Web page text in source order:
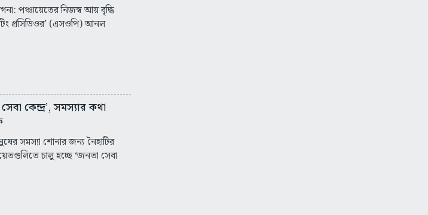
পঞ্চায়েতের নিজস্ব আয় বৃদ্ধি
প্রসিডিওর’ (এসওপি) আনল
কেন্দ্র’, সমস্যার কথা
সমস্যা শোনার জন্য নৈহাটির
চালু হচ্ছে ‘জনতা সেবা